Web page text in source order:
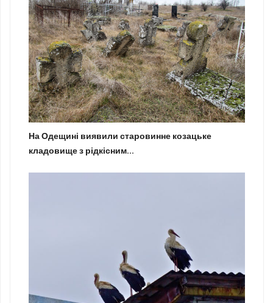
На Одещині виявили старовинне козацьке
кладовище з рідкісним...